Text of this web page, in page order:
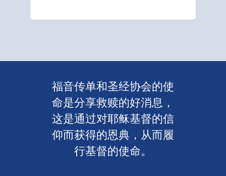
福音传单和圣经协会的使
命是分享救赎的好消息，
这是通过对耶稣基督的信
仰而获得的恩典，从而履
行基督的使命。